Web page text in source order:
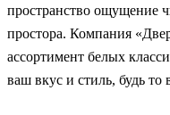
пространство ощущение
простора. Компания
ассортимент белых
ваш вкус и стиль, будь то